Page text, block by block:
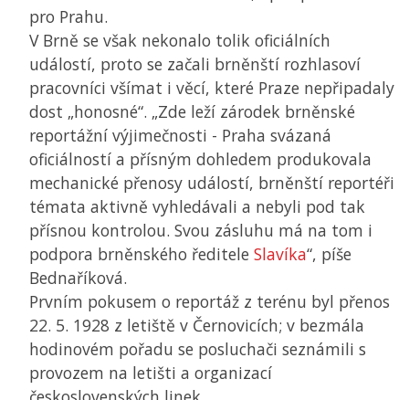
pro Prahu.
V Brně se však nekonalo tolik oficiálních
událostí, proto se začali brněnští rozhlasoví
pracovníci všímat i věcí, které Praze nepřipadaly
dost „honosné“. „Zde leží zárodek brněnské
reportážní výjimečnosti - Praha svázaná
oficiálností a přísným dohledem produkovala
mechanické přenosy událostí, brněnští reportéři
témata aktivně vyhledávali a nebyli pod tak
přísnou kontrolou. Svou zásluhu má na tom i
podpora brněnského ředitele Slavíka“, píše
Bednaříková.
Prvním pokusem o reportáž z terénu byl přenos
22. 5. 1928 z letiště v Černovicích; v bezmála
hodinovém pořadu se posluchači seznámili s
provozem na letišti a organizací